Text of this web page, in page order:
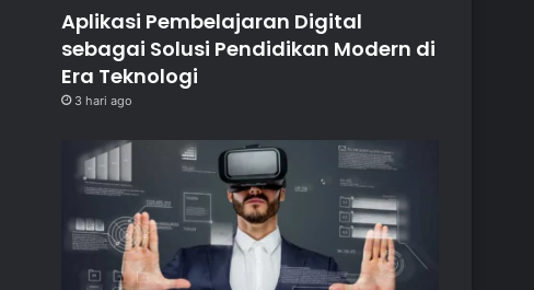
Aplikasi Pembelajaran Digital
sebagai Solusi Pendidikan Modern di
Era Teknologi
3 hari ago